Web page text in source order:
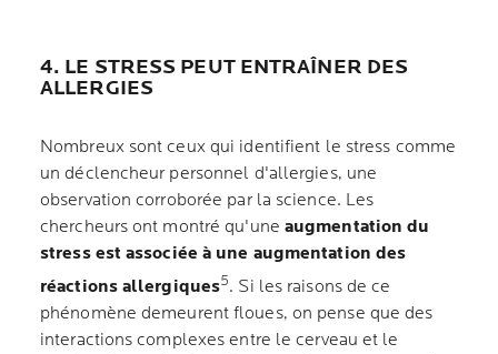
4. LE STRESS PEUT ENTRAÎNER DES
ALLERGIES
Nombreux sont ceux qui identifient le stress comme
un déclencheur personnel d'allergies, une
observation corroborée par la science. Les
chercheurs ont montré qu'une augmentation du
stress est associée à une augmentation des
réactions allergiques5. Si les raisons de ce
phénomène demeurent floues, on pense que des
interactions complexes entre le cerveau et le